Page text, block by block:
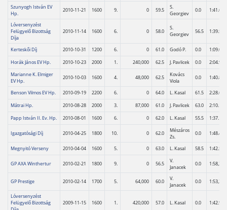
Szunyogh István EV
Hp.
2010-11-21 1600 9. 0 59.5
S.
Georgiev
0.0 1:41.6
Lóversenyzést
Felügyelő Bizottság
Díja
2010-11-14 1600 6. 0 58.0
S.
Georgiev
56.5 1:39.5
Kerteskői Díj 2010-10-31 1200 6. 0 61.0 Godó P. 0.0
1:09.0
Horák János EV Hp.
2010-10-23 2000 1. 240,000 62.5 J. Pavlicek 0.0
2:04.9
Marianne K. Elmiger
EV Hp.
2010-10-03 1600 4. 48,000 62.5
Kovács
Viola
0.0 1:40.8
Benson Vilmos EV Hp. 2010-09-19 2200 6. 0 64.0 L. Kasal 61.5
2:28.6
Mátrai Hp.
2010-08-28 2000 3. 87,000 61.0 J. Pavlicek 63.0
2:10.1
Papp István II. Ev. Hp.
2010-08-01 1600 6. 0 62.0 L. Kasal 55.5 1:37.1
Igazgatósági Díj 2010-04-25 1800 10. 0 62.0
Mészáros
Zs.
0.0 1:48.4
Megnyitó Verseny 2010-04-04 1600 5. 0 63.0 L. Kasal 58.5 1:42.5
GP AXA Winthertur 2010-02-21 1800 9. 0 56.5
V.
Janacek
0.0 1:58,3
GP Prestige 2010-02-14 1700 5. 64,000 60.0
V.
Janacek
0.0 1:53,3
Lóversenyzést
Felügyelő Bizottság
2009-11-15 1600 1. 420,000 57.0 L. Kasal 0.0 1:42.9